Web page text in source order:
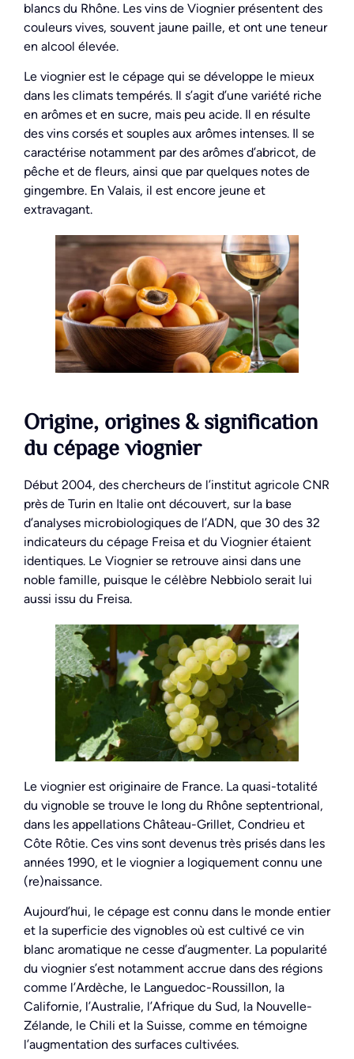
blancs du Rhône. Les vins de Viognier présentent des
couleurs vives, souvent jaune paille, et ont une teneur
en alcool élevée.
Le viognier est le cépage qui se développe le mieux
dans les climats tempérés. Il s’agit d’une variété riche
en arômes et en sucre, mais peu acide. Il en résulte
des vins corsés et souples aux arômes intenses. Il se
caractérise notamment par des arômes d’abricot, de
pêche et de fleurs, ainsi que par quelques notes de
gingembre. En Valais, il est encore jeune et
extravagant.
Origine, origines & signification
du cépage viognier
Début 2004, des chercheurs de l’institut agricole CNR
près de Turin en Italie ont découvert, sur la base
d’analyses microbiologiques de l’ADN, que 30 des 32
indicateurs du cépage Freisa et du Viognier étaient
identiques. Le Viognier se retrouve ainsi dans une
noble famille, puisque le célèbre Nebbiolo serait lui
aussi issu du Freisa.
Le viognier est originaire de France. La quasi-totalité
du vignoble se trouve le long du Rhône septentrional,
dans les appellations Château-Grillet, Condrieu et
Côte Rôtie. Ces vins sont devenus très prisés dans les
années 1990, et le viognier a logiquement connu une
(re)naissance.
Aujourd’hui, le cépage est connu dans le monde entier
et la superficie des vignobles où est cultivé ce vin
blanc aromatique ne cesse d’augmenter. La popularité
du viognier s’est notamment accrue dans des régions
comme l’Ardèche, le Languedoc-Roussillon, la
Californie, l’Australie, l’Afrique du Sud, la Nouvelle-
Zélande, le Chili et la Suisse, comme en témoigne
l’augmentation des surfaces cultivées.